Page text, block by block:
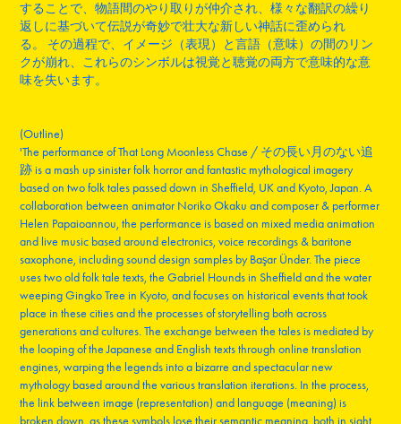
することで、物語間のやり取りが仲介され、様々な翻訳の繰り
返しに基づいて伝説が奇妙で壮大な新しい神話に歪められ
る。 その過程で、イメージ（表現）と言語（意味）の間のリン
クが崩れ、これらのシンボルは視覚と聴覚の両方で意味的な意
味を失います。
(Outline)
'The performance of That Long Moonless Chase / その長い月のない追
跡is a mash up sinister folk horror and fantastic mythological imagery
based on two folk tales passed down in Sheffield, UK and Kyoto, Japan. A
collaboration between animator Noriko Okaku and composer & performer
Helen Papaioannou, the performance is based on mixed media animation
and live music based around electronics, voice recordings & baritone
saxophone, including sound design samples by Başar Ünder. The piece
uses two old folk tale texts, the Gabriel Hounds in Sheffield and the water
weeping Gingko Tree in Kyoto, and focuses on historical events that took
place in these cities and the processes of storytelling both across
generations and cultures. The exchange between the tales is mediated by
the looping of the Japanese and English texts through online translation
engines, warping the legends into a bizarre and spectacular new
mythology based around the various translation iterations. In the process,
the link between image (representation) and language (meaning) is